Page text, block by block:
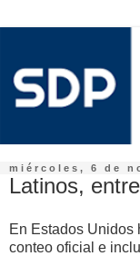
miércoles, 6 de
Latinos,
En Estados Unidos
conteo oficial e